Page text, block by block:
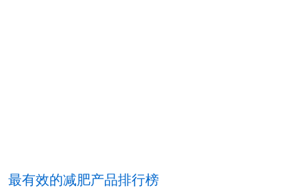
最有效的减肥产品排行榜